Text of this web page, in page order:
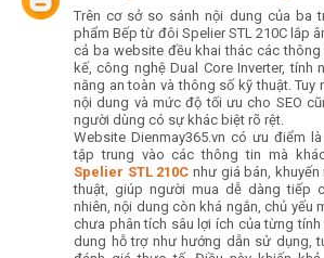
Trên cơ sở so sánh nội dung của ba
phẩm Bếp từ đôi Spelier STL 210C lắp
cả ba website đều khai thác các
kế, công nghệ Dual Core Inverter, tính
năng an toàn và thông số kỹ thuật. Tuy
nội dung và mức độ tối ưu cho SEO
người dùng có sự khác biệt rõ rệt.
Website Dienmay365.vn có ưu điểm
tập trung vào các thông tin mà
Spelier STL 210C như giá bán,
thuật, giúp người mua dễ dàng tiếp
nhiên, nội dung còn khá ngắn, chủ yếu
chưa phân tích sâu lợi ích của từng
dung hỗ trợ như hướng dẫn sử dụng,